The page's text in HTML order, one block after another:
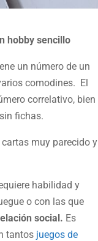
hobby sencillo
un número de un
comodines. El
correlativo, bien
fichas.
muy parecido y
habilidad y
o con las que
social. Es
tantos juegos de